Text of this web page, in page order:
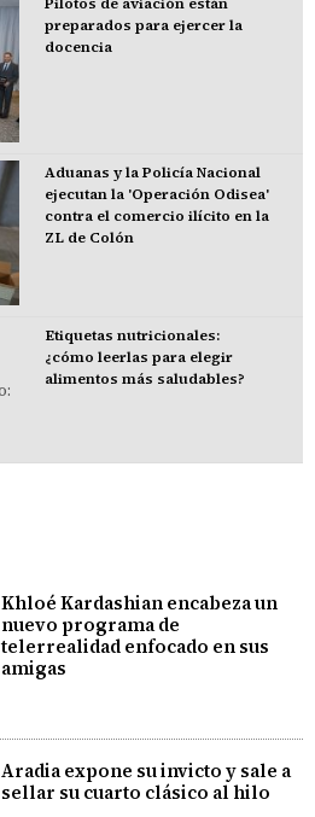
Pilotos de aviación están
preparados para ejercer la
docencia
Aduanas y la Policía Nacional
ejecutan la 'Operación Odisea'
contra el comercio ilícito en la
ZL de Colón
Etiquetas nutricionales:
¿cómo leerlas para elegir
alimentos más saludables?
Khloé Kardashian encabeza un
nuevo programa de
telerrealidad enfocado en sus
amigas
Aradia expone su invicto y sale a
sellar su cuarto clásico al hilo